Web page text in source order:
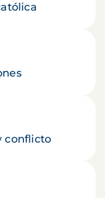
conflicto